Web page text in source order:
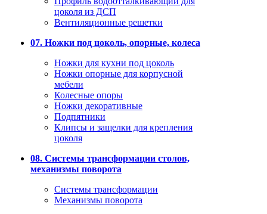
цоколя из ДСП
Вентиляционные решетки
07. Ножки под цоколь, опорные, колеса
Ножки для кухни под цоколь
Ножки опорные для корпусной
мебели
Колесные опоры
Ножки декоративные
Подпятники
Клипсы и защелки для крепления
цоколя
08. Системы трансформации столов,
механизмы поворота
Системы трансформации
Механизмы поворота